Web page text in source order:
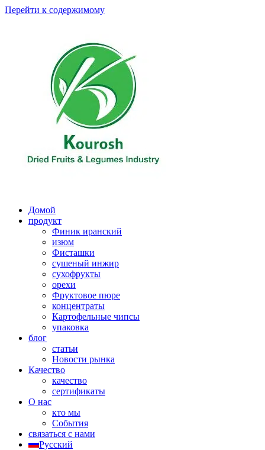
Перейти к содержимому
Домой
продукт
Финик иранский
изюм
Фисташки
сушеный инжир
сухофрукты
орехи
Фруктовое пюре
концентраты
Картофельные чипсы
упаковка
блог
статьи
Новости рынка
Качество
качество
сертификаты
О нас
кто мы
События
связаться с нами
Русский